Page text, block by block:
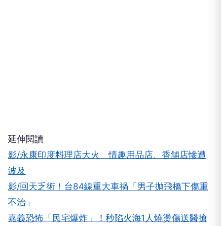
延伸閱讀
影/永康印度料理店大火 情趣用品店、香舖店慘遭
波及
影/回天乏術！台84線重大車禍「男子拋飛橋下傷重
不治」
嘉義恐怖「民宅爆炸」！秒陷火海1人燒燙傷送醫搶